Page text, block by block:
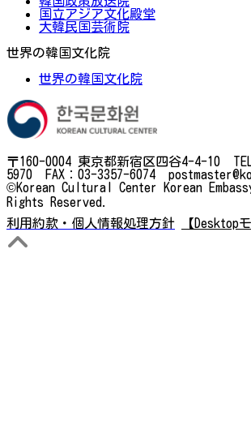
国立アジア文化殿堂
大韓民国芸術院
世界の韓国文化院
世界の韓国文化院
〒160-0004 東京都新宿区四谷4-4-10
5970 FAX：03-3357-6074
©Korean Cultural Center Korean
Rights Reserved.
利用約款・個人情報処理方針
【Desktop